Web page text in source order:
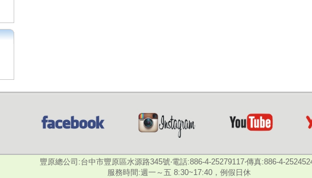
豐原總公司:台中市豐原區水源路345號‧電話:886-4-25279117‧傳真:886-4-
服務時間:週一～五 8:30~17:40，例假日休